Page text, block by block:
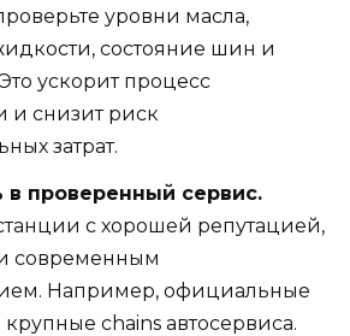
уровни масла,
состояние шин и
ускорит процесс
и снизит риск
затрат.
в проверенный сервис.
с хорошей репутацией,
современным
Например, официальные
chains автосервиса.